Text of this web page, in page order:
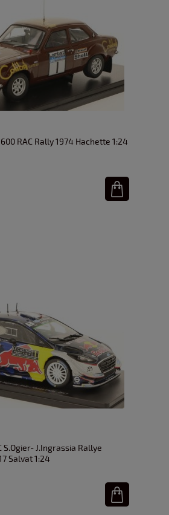
RAC Rally 1974 Hachette 1:24
S.Ogier- J.Ingrassia Rallye
Salvat 1:24